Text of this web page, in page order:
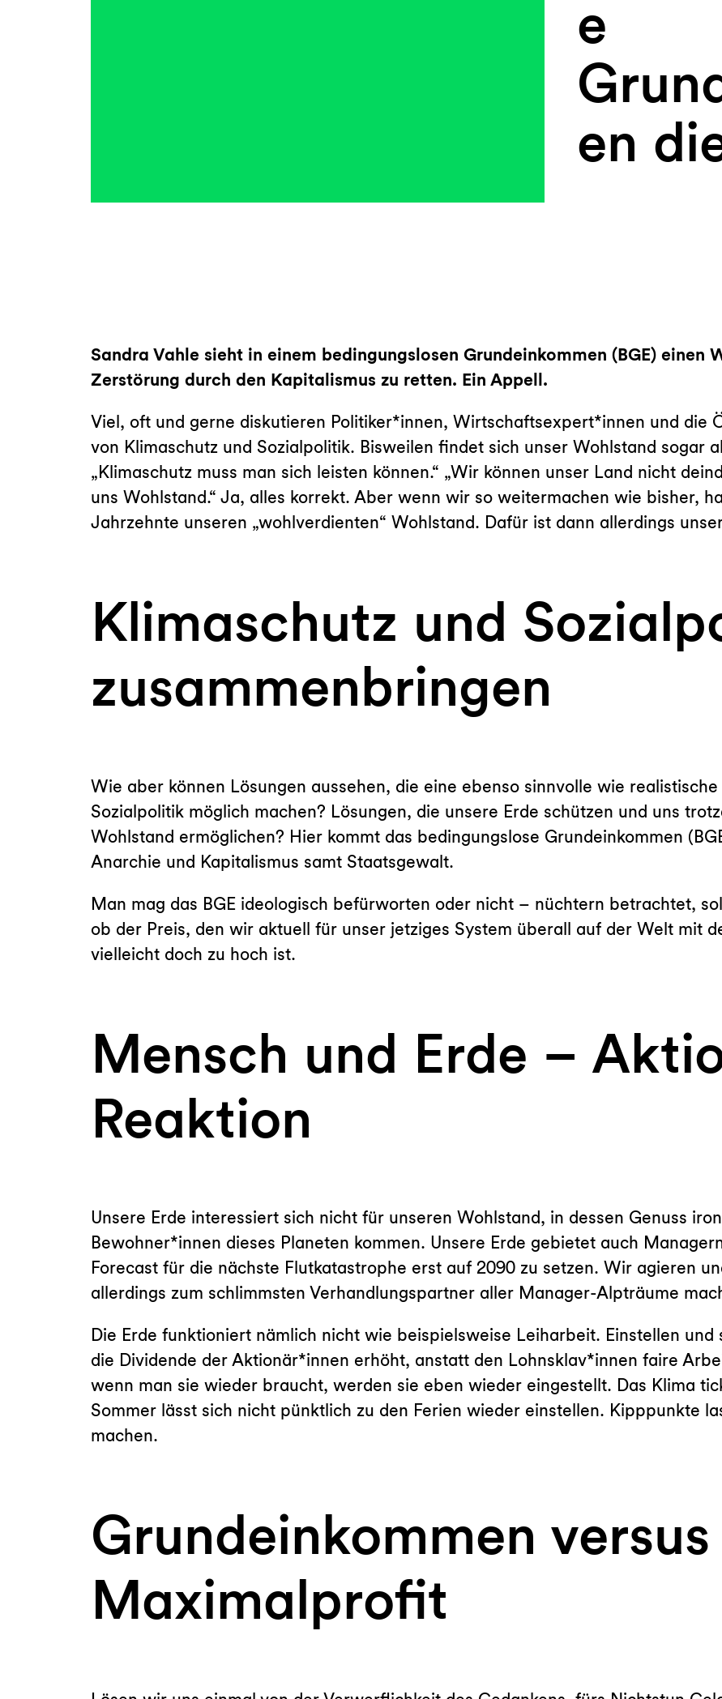
e
en
Sandra Vahle sieht in einem bedingungslosen Grundeinkommen (BGE) einen
Zerstörung durch den Kapitalismus zu retten. Ein Appell.
Viel, oft und gerne diskutieren Politiker*innen, Wirtschaftsexpert*innen und die
von Klimaschutz und Sozialpolitik. Bisweilen findet sich unser Wohlstand sogar
„Klimaschutz muss man sich leisten können.“ „Wir können unser Land nicht
uns Wohlstand.“ Ja, alles korrekt. Aber wenn wir so weitermachen wie bisher,
Jahrzehnte unseren „wohlverdienten“ Wohlstand. Dafür ist dann allerdings
Klimaschutz und
zusammenbringen
Wie aber können Lösungen aussehen, die eine ebenso sinnvolle wie
Sozialpolitik möglich machen? Lösungen, die unsere Erde schützen und uns
Wohlstand ermöglichen? Hier kommt das bedingungslose Grundeinkommen
Anarchie und Kapitalismus samt Staatsgewalt.
Man mag das BGE ideologisch befürworten oder nicht – nüchtern betrachtet,
ob der Preis, den wir aktuell für unser jetziges System überall auf der Welt mit
vielleicht doch zu hoch ist.
Mensch und Erde –
Reaktion
Unsere Erde interessiert sich nicht für unseren Wohlstand, in dessen Genuss
Bewohner*innen dieses Planeten kommen. Unsere Erde gebietet auch
Forecast für die nächste Flutkatastrophe erst auf 2090 zu setzen. Wir agieren
allerdings zum schlimmsten Verhandlungspartner aller Manager-Alpträume
Die Erde funktioniert nämlich nicht wie beispielsweise Leiharbeit. Einstellen
die Dividende der Aktionär*innen erhöht, anstatt den Lohnsklav*innen faire
wenn man sie wieder braucht, werden sie eben wieder eingestellt. Das Klima
Sommer lässt sich nicht pünktlich zu den Ferien wieder einstellen. Kipppunkte
machen.
Grundeinkommen versus
Maximalprofit